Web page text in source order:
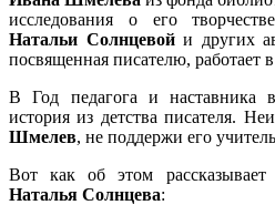
исследования о его
Натальи Солнцевойи других
посвященная писателю, работает
В Год педагога и наставника
история из детства писателя.
Шмелев, не поддержи его
Вот как об этом рассказывает
Наталья Солнцева: